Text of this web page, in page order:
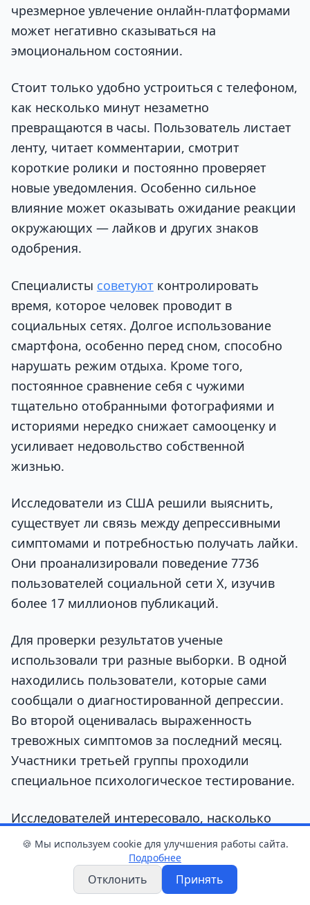
чрезмерное увлечение онлайн-платформами
может негативно сказываться на
эмоциональном состоянии.
Стоит только удобно устроиться с телефоном,
как несколько минут незаметно
превращаются в часы. Пользователь листает
ленту, читает комментарии, смотрит
короткие ролики и постоянно проверяет
новые уведомления. Особенно сильное
влияние может оказывать ожидание реакции
окружающих — лайков и других знаков
одобрения.
Специалисты советуют контролировать
время, которое человек проводит в
социальных сетях. Долгое использование
смартфона, особенно перед сном, способно
нарушать режим отдыха. Кроме того,
постоянное сравнение себя с чужими
тщательно отобранными фотографиями и
историями нередко снижает самооценку и
усиливает недовольство собственной
жизнью.
Исследователи из США решили выяснить,
существует ли связь между депрессивными
симптомами и потребностью получать лайки.
Они проанализировали поведение 7736
пользователей социальной сети X, изучив
более 17 миллионов публикаций.
Для проверки результатов ученые
использовали три разные выборки. В одной
находились пользователи, которые сами
сообщали о диагностированной депрессии.
Во второй оценивалась выраженность
тревожных симптомов за последний месяц.
Участники третьей группы проходили
специальное психологическое тестирование.
Исследователей интересовало, насколько
важна людям реакция на их публикации, как
они относятся к количеству лайков и что
чувствуют, когда не получают ожидаемого
🍪 Мы используем cookie для улучшения работы сайта.
Подробнее
Отклонить Принять